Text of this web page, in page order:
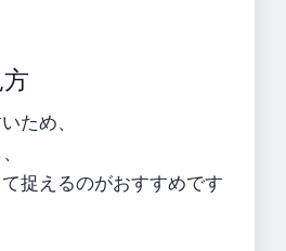
ため、
捉えるのがおすすめです